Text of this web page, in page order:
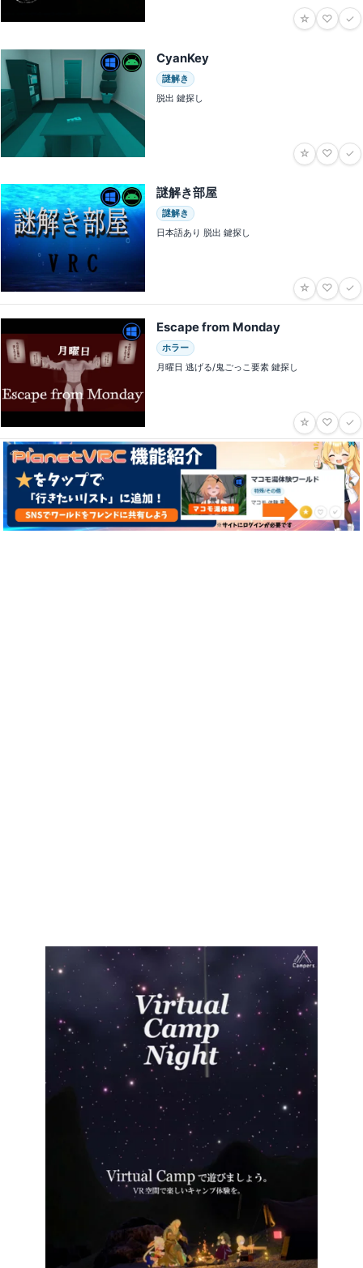
☆ ♡ ✓
CyanKey
謎解き
脱出 鍵探し
☆ ♡ ✓
謎解き部屋
謎解き
日本語あり 脱出 鍵探し
☆ ♡ ✓
Escape from Monday
ホラー
月曜日 逃げる/鬼ごっこ要素 鍵探し
☆ ♡ ✓